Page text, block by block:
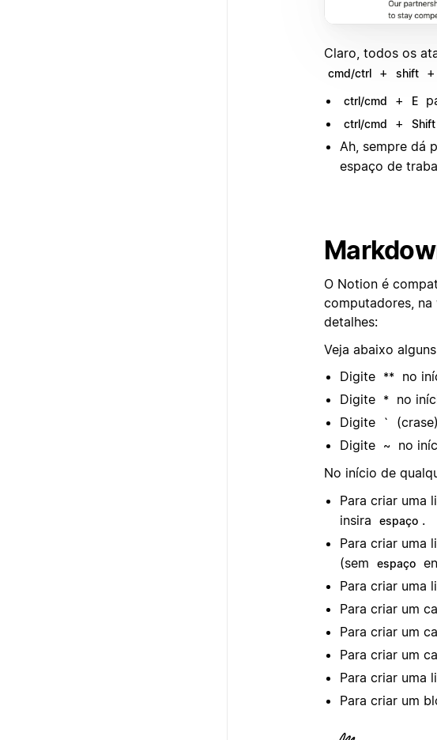
Claro, todos os
cmd/ctrl + shift +
ctrl/cmd + E
ctrl/cmd + Shift
Ah, sempre dá
espaço de
O Notion é
computadores,
detalhes:
Veja abaixo
Digite
** no
Digite
* no
Digite
`
Digite
~
no
No início de
Para criar uma
insira
espaço .
Para criar uma
(sem espaço
Para criar uma
Para criar um
Para criar um
Para criar um
Para criar uma
Para criar um